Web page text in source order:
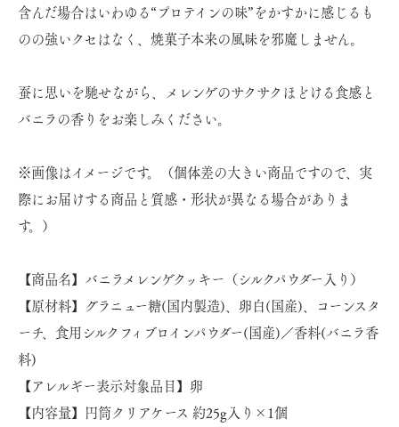
含んだ場合はいわゆる“プロテインの味”をかすかに感じるも
のの強いクセはなく、焼菓子本来の風味を邪魔しません。
蚕に思いを馳せながら、メレンゲのサクサクほどける食感と
バニラの香りをお楽しみください。
※画像はイメージです。（個体差の大きい商品ですので、実
際にお届けする商品と質感・形状が異なる場合がありま
す。）
【商品名】バニラメレンゲクッキー（シルクパウダー入り）
【原材料】グラニュー糖(国内製造)、卵白(国産)、コーンスタ
ーチ、食用シルクフィブロインパウダー(国産)／香料(バニラ香
料)
【アレルギー表示対象品目】卵
【内容量】円筒クリアケース 約25g入り×1個